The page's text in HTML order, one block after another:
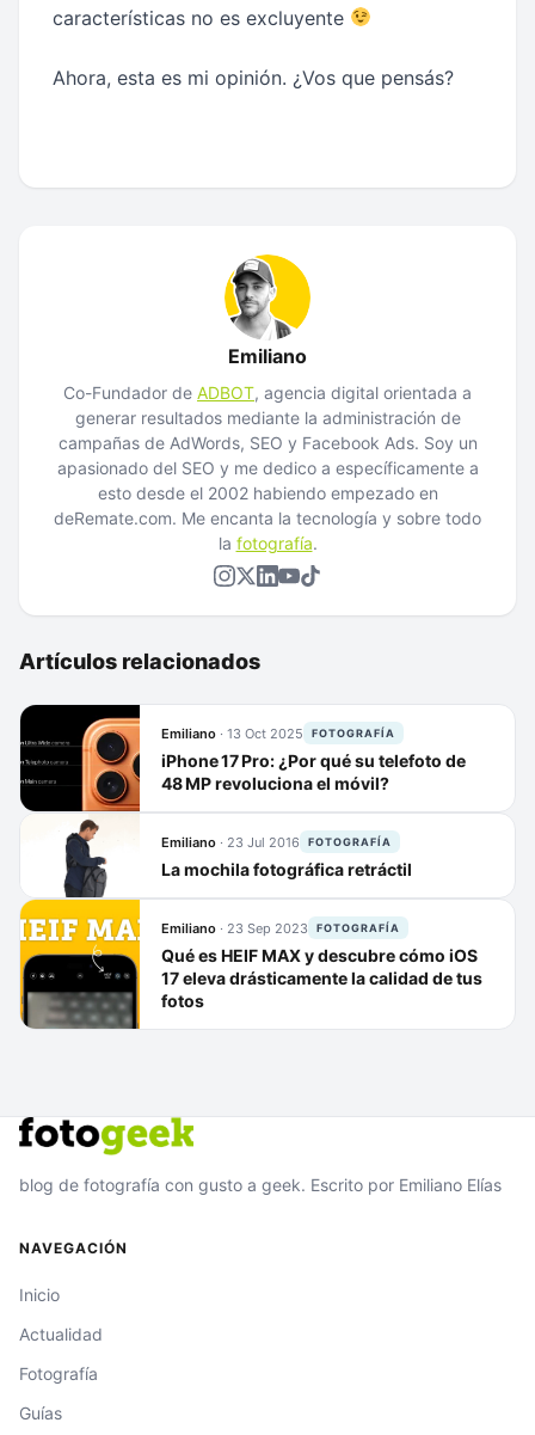
características no es excluyente
Ahora, esta es mi opinión. ¿Vos que pensás?
Emiliano
Co-Fundador de ADBOT, agencia digital orientada a
generar resultados mediante la administración de
campañas de AdWords, SEO y Facebook Ads. Soy un
apasionado del SEO y me dedico a específicamente a
esto desde el 2002 habiendo empezado en
deRemate.com. Me encanta la tecnología y sobre todo
la fotografía.
Artículos relacionados
Emiliano · 13 Oct 2025 FOTOGRAFÍA
iPhone 17 Pro: ¿Por qué su telefoto de
48 MP revoluciona el móvil?
Emiliano · 23 Jul 2016 FOTOGRAFÍA
La mochila fotográfica retráctil
Emiliano · 23 Sep 2023 FOTOGRAFÍA
Qué es HEIF MAX y descubre cómo iOS
17 eleva drásticamente la calidad de tus
fotos
blog de fotografía con gusto a geek. Escrito por Emiliano Elías
NAVEGACIÓN
Inicio
Actualidad
Fotografía
Guías